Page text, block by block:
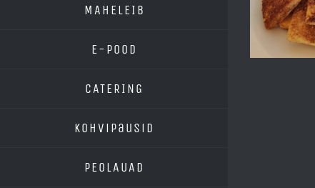
MAHELEIB
E-pood
CATERING
Kohvipausid
PEOLAUAD